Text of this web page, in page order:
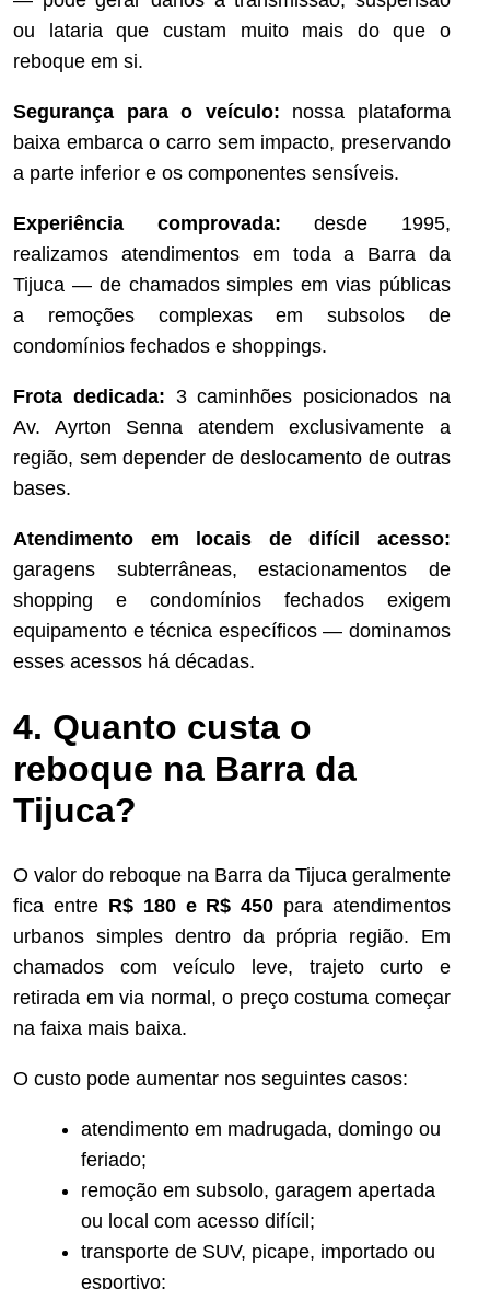
ou lataria que custam muito mais do que o
reboque em si.
Segurança para o veículo: nossa plataforma
baixa embarca o carro sem impacto, preservando
a parte inferior e os componentes sensíveis.
Experiência comprovada: desde 1995,
realizamos atendimentos em toda a Barra da
Tijuca — de chamados simples em vias públicas
a remoções complexas em subsolos de
condomínios fechados e shoppings.
Frota dedicada: 3 caminhões posicionados na
Av. Ayrton Senna atendem exclusivamente a
região, sem depender de deslocamento de outras
bases.
Atendimento em locais de difícil acesso:
garagens subterrâneas, estacionamentos de
shopping e condomínios fechados exigem
equipamento e técnica específicos — dominamos
esses acessos há décadas.
4. Quanto custa o
reboque na Barra da
Tijuca?
O valor do reboque na Barra da Tijuca geralmente
fica entre R$ 180 e R$ 450 para atendimentos
urbanos simples dentro da própria região. Em
chamados com veículo leve, trajeto curto e
retirada em via normal, o preço costuma começar
na faixa mais baixa.
O custo pode aumentar nos seguintes casos:
atendimento em madrugada, domingo ou
feriado;
remoção em subsolo, garagem apertada
ou local com acesso difícil;
transporte de SUV, picape, importado ou
esportivo;